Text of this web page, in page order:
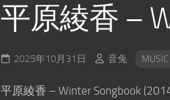
平原綾香 –
2025年10月31日 音兔 MUSIC
平原綾香 – Winter Songbook